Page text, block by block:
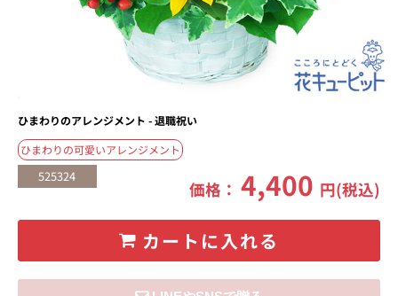
ひまわりのアレンジメント - 退職祝い
ひまわりの可愛いアレンジメント
525324
価格：4,400 円(税込)
カートに入れる